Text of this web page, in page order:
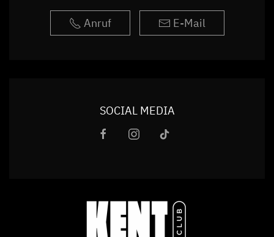
Anruf E-Mail
SOCIAL MEDIA